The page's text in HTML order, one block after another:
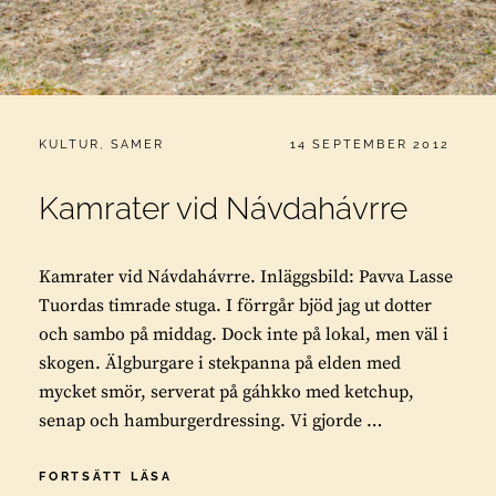
CATEGORIES:
KULTUR , SAMER PUBLICERAT
14 SEPTEMBER 2012
Kamrater vid Návdahávrre
Kamrater vid Návdahávrre. Inläggsbild: Pavva Lasse
Tuordas timrade stuga. I förrgår bjöd jag ut dotter
och sambo på middag. Dock inte på lokal, men väl i
skogen. Älgburgare i stekpanna på elden med
mycket smör, serverat på gáhkko med ketchup,
senap och hamburgerdressing. Vi gjorde …
FORTSÄTT LÄSA